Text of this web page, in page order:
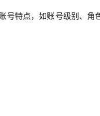
特点，如账号级别、角